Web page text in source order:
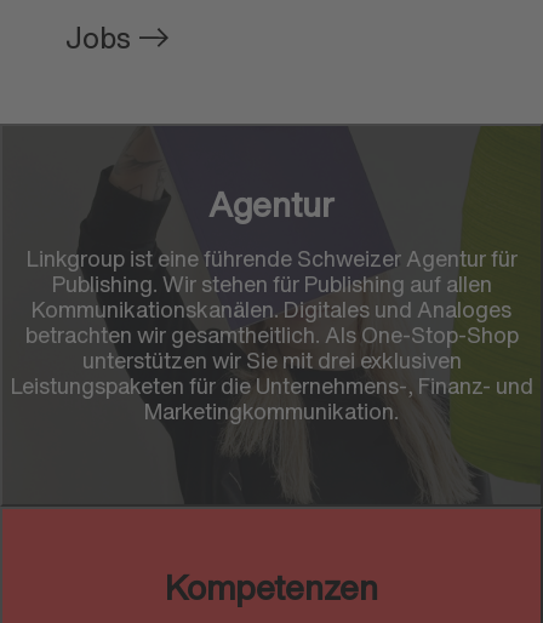
Jobs
Agentur
Linkgroup ist eine führende Schweizer Agentur für
Publishing. Wir stehen für Publishing auf allen
Kommunikationskanälen. Digitales und Analoges
betrachten wir gesamtheitlich. Als One-Stop-Shop
unterstützen wir Sie mit drei exklusiven
Leistungspaketen für die Unternehmens-, Finanz- und
Marketingkommunikation.
Kompetenzen